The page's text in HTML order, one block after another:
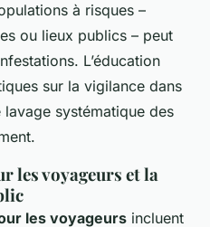
à risques –
ou lieux publics – peut
L’éducation
sur la vigilance dans
lavage systématique des
les voyageurs et la
les voyageurs incluent